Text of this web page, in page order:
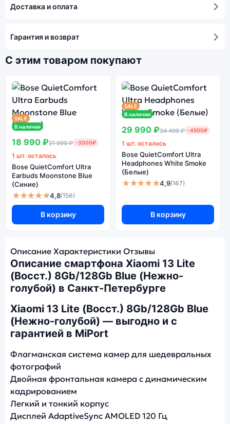
Доставка и оплата
Гарантия и возврат
С этим товаром покупают
SALE
В наличии
18 990 ₽21 990 ₽ -3000₽
1 шт. осталось
Bose QuietComfort Ultra
Earbuds Moonstone Blue
(Синие)
★★★★★4,8(156)
В корзину
SALE
В наличии
29 990 ₽34 490 ₽ -4500₽
1 шт. осталось
Bose QuietComfort Ultra
Headphones White Smoke
(Белые)
★★★★★4,9(167)
В корзину
Описание Характеристики Отзывы
Описание смартфона Xiaomi 13 Lite
(Восст.) 8Gb/128Gb Blue (Нежно-
голубой) в Санкт-Петербурге
Xiaomi 13 Lite (Восст.) 8Gb/128Gb Blue
(Нежно-голубой) — выгодно и с
гарантией в MiPort
Флагманская система камер для шедевральных
фотографий
Двойная фронтальная камера с динамическим
кадрированием
Легкий и тонкий корпус
Дисплей AdaptiveSync AMOLED 120 Гц